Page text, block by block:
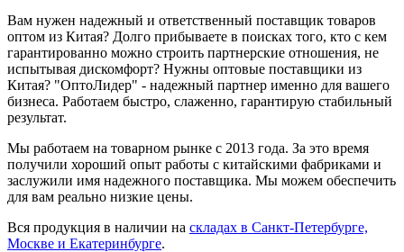
Вам нужен надежный и ответственный поставщик товаров
оптом из Китая? Долго прибываете в поисках того, кто с кем
гарантированно можно строить партнерские отношения, не
испытывая дискомфорт? Нужны оптовые поставщики из
Китая? "ОптоЛидер" - надежный партнер именно для вашего
бизнеса. Работаем быстро, слаженно, гарантирую стабильный
результат.
Мы работаем на товарном рынке с 2013 года. За это время
получили хороший опыт работы с китайскими фабриками и
заслужили имя надежного поставщика. Мы можем обеспечить
для вам реально низкие цены.
Вся продукция в наличии на складах в Санкт-Петербурге,
Москве и Екатеринбурге.